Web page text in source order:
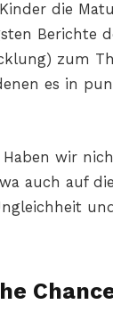
die
Berichte
zum
es in
wir
auch auf